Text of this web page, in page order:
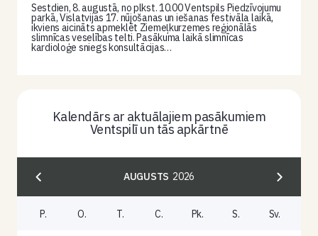
Sestdien, 8. augustā, no plkst. 10.00 Ventspils Piedzīvojumu
parkā, Vislatvijas 17. nūjošanas un iešanas festivāla laikā,
ikviens aicināts apmeklēt Ziemeļkurzemes reģionālās
slimnīcas veselības telti. Pasākuma laikā slimnīcas
kardioloģe sniegs konsultācijas…
Kalendārs ar aktuālajiem pasākumiem
Ventspilī un tās apkārtnē
AUGUSTS 2026
P. O. T. C. Pk. S. Sv.